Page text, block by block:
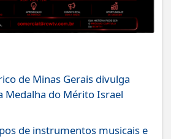
de Minas Gerais divulga
Medalha do Mérito Israel
de instrumentos musicais e